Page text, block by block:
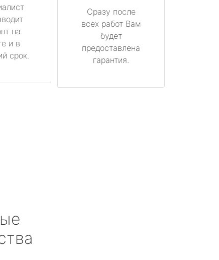
на
и в
срок.
Сразу после
всех работ Вам
будет
предоставлена
гарантия.